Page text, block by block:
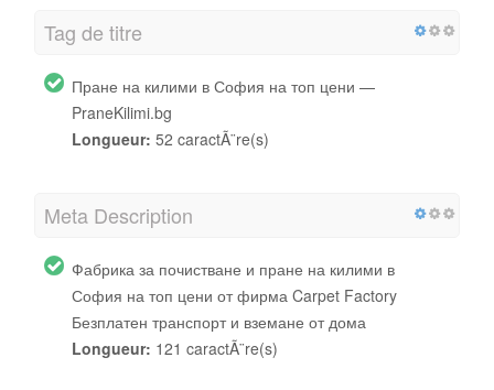
Tag de titre
Пране на килими в София на топ цени —
PraneKilimi.bg
Longueur: 52 caractÃ¨re(s)
Meta Description
Фабрика за почистване и пране на килими в
София на топ цени от фирма Carpet Factory
Безплатен транспорт и вземане от дома
Longueur: 121 caractÃ¨re(s)